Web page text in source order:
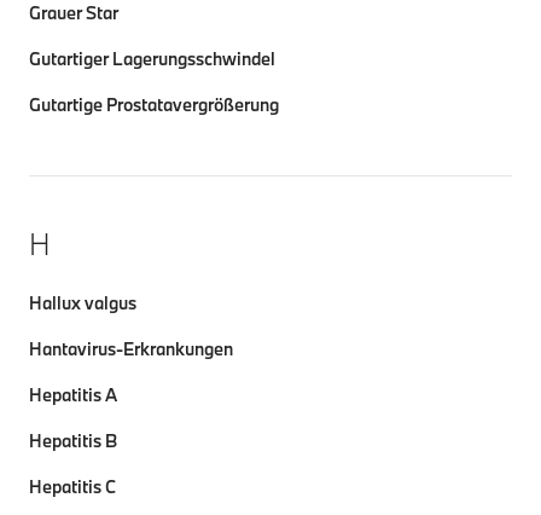
Grauer Star
Gutartiger Lagerungsschwindel
Gutartige Prostatavergrößerung
H
Hallux valgus
Hantavirus-Erkrankungen
Hepatitis A
Hepatitis B
Hepatitis C